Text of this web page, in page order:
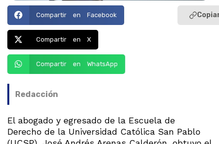
Compartir en Facebook
Compartir en X
Compartir en WhatsApp
Redacción
El abogado y egresado de la Escuela de
Derecho de la Universidad Católica San Pablo